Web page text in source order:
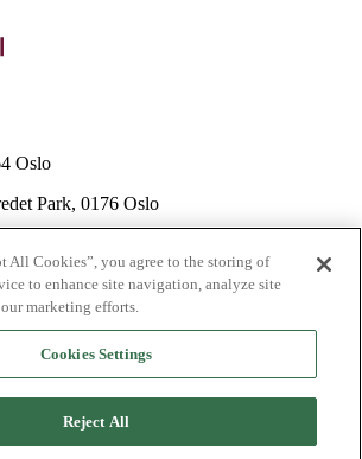
Oslo
Park, 0176 Oslo
All Cookies”, you agree to the storing of
to enhance site navigation, analyze site
marketing efforts.
Cookies Settings
Reject All